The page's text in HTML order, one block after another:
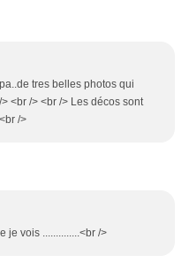
tres belles photos qui
<br /> <br /> Les décos sont
/>
je vois ..............<br />